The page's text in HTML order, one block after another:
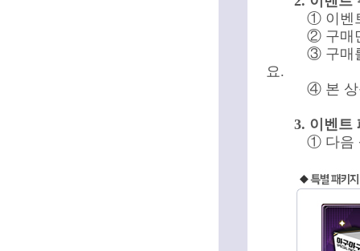
① 이벤
② 구매
③ 구매
요.
④ 본 상
3. 이벤트
① 다음